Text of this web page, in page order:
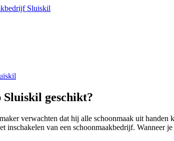
Sluiskil
Sluiskil geschikt?
verwachten dat hij alle schoonmaak uit
inschakelen van een schoonmaakbedrijf.